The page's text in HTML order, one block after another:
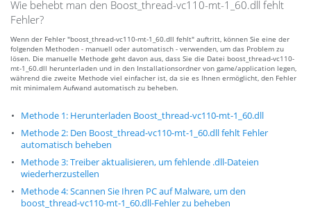
Wie behebt man den Boost_thread-vc110-mt-1_60.dll fehlt
Fehler?
Wenn der Fehler "boost_thread-vc110-mt-1_60.dll fehlt" auftritt, können Sie eine der
folgenden Methoden - manuell oder automatisch - verwenden, um das Problem zu
lösen. Die manuelle Methode geht davon aus, dass Sie die Datei boost_thread-vc110-
mt-1_60.dll herunterladen und in den Installationsordner von game/application legen,
während die zweite Methode viel einfacher ist, da sie es Ihnen ermöglicht, den Fehler
mit minimalem Aufwand automatisch zu beheben.
Methode 1: Herunterladen Boost_thread-vc110-mt-1_60.dll
Methode 2: Den Boost_thread-vc110-mt-1_60.dll fehlt Fehler
automatisch beheben
Methode 3: Treiber aktualisieren, um fehlende .dll-Dateien
wiederherzustellen
Methode 4: Scannen Sie Ihren PC auf Malware, um den
boost_thread-vc110-mt-1_60.dll-Fehler zu beheben